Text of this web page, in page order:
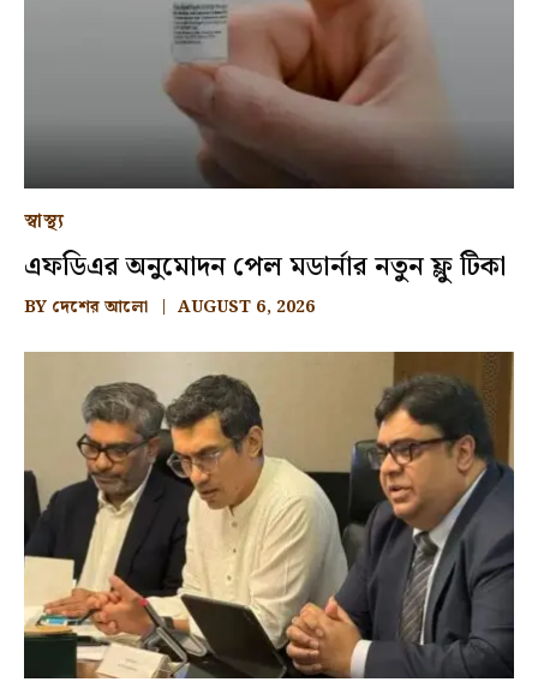
স্বাস্থ্য
এফডিএর অনুমোদন পেল মডার্নার নতুন ফ্লু টিকা
BY দেশের আলো AUGUST 6, 2026